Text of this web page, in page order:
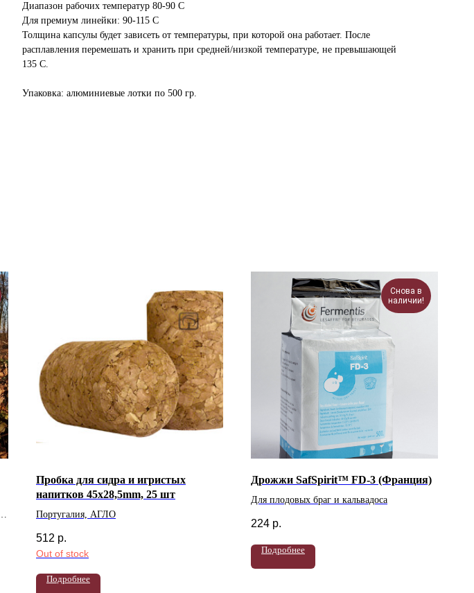
Диапазон рабочих температур 80-90 С
Для премиум линейки: 90-115 С
Толщина капсулы будет зависеть от температуры, при которой она работает. После
расплавления перемешать и хранить при средней/низкой температуре, не превышающей
135 С.
Упаковка: алюминиевые лотки по 500 гр.
Пробка для сидра и игристых
напитков 45x28,5mm, 25 шт
Португалия, АГЛО
512 р.
Out of stock
Подробнее
Снова в
наличии!
Дрожжи SafSpirit™ FD-3 (Франция)
Для плодовых браг и кальвадоса
224 р.
Подробнее